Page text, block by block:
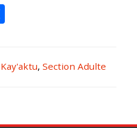
Kay'aktu, Section Adulte